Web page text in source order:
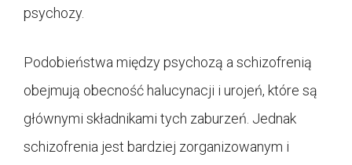
psychozy.
Podobieństwa między psychozą a schizofrenią
obejmują obecność halucynacji i urojeń, które są
głównymi składnikami tych zaburzeń. Jednak
schizofrenia jest bardziej zorganizowanym i